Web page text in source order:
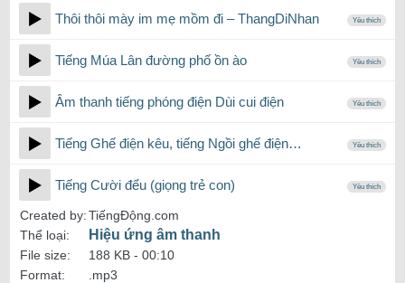
Thôi thôi mày im mẹ mồm đi – ThangDiNhan Yêu thích
Tiếng Múa Lân đường phố ồn ào Yêu thích
Âm thanh tiếng phóng điện Dùi cui điện Yêu thích
Tiếng Ghế điện kêu, tiếng Ngồi ghế điện… Yêu thích
Tiếng Cười đểu (giọng trẻ con) Yêu thích
Created by:TiếngĐộng.com
Thể loại:
Hiệu ứng âm thanh
File size: 188 KB - 00:10
Format:
.mp3